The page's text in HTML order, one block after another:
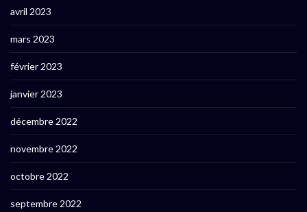
avril 2023
mars 2023
février 2023
janvier 2023
décembre 2022
novembre 2022
octobre 2022
septembre 2022